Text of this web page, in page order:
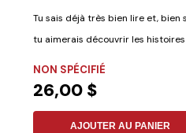
Tu sais déjà très bien lire et, bien
tu aimerais découvrir les histoires
NON SPÉCIFIÉ
26,00 $
AJOUTER AU PANIER